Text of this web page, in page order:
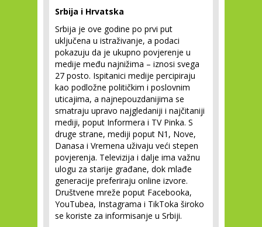
Srbija i Hrvatska
Srbija je ove godine po prvi put
uključena u istraživanje, a podaci
pokazuju da je ukupno povjerenje u
medije među najnižima – iznosi svega
27 posto. Ispitanici medije percipiraju
kao podložne političkim i poslovnim
uticajima, a najnepouzdanijima se
smatraju upravo najgledaniji i najčitaniji
mediji, poput Informera i TV Pinka. S
druge strane, mediji poput N1, Nove,
Danasa i Vremena uživaju veći stepen
povjerenja. Televizija i dalje ima važnu
ulogu za starije građane, dok mlađe
generacije preferiraju online izvore.
Društvene mreže poput Facebooka,
YouTubea, Instagrama i TikToka široko
se koriste za informisanje u Srbiji.